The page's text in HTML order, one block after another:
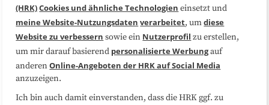
Medienarbeit Kooperationen
Datenschutzerklärung Impressum
Sitemap
(HRK)Cookies und ähnliche Technologien einsetzt und
meine Website-Nutzungsdaten verarbeitet, umdiese
Website zu verbessern sowie ein Nutzerprofil zu erstellen,
um mir darauf basierend personalisierte Werbungauf
anderenOnline-Angeboten der HRK auf Social Media
anzuzeigen.
Ich bin auch damit einverstanden, dass die HRK ggf. zu